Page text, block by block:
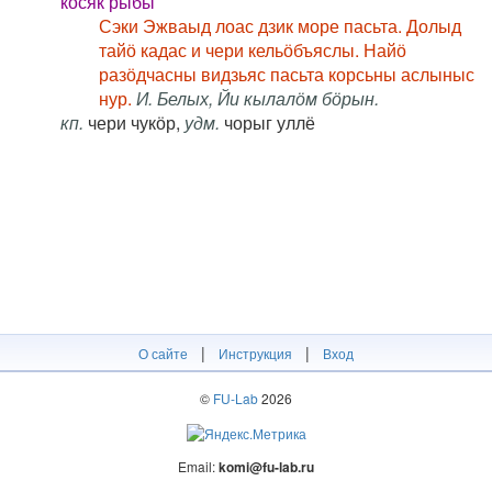
Сэки Эжваыд лоас дзик море пасьта. Долыд
тайӧ кадас и чери кельӧбъяслы. Найӧ
разӧдчасны видзьяс пасьта корсьны аслыныс
нур. И. Белых, Йи кылалӧм бӧрын.
кп. чери чукӧр, удм. чорыг уллё
О сайте | Инструкция | Вход
© FU-Lab2026
Email:komi@fu-lab.ru